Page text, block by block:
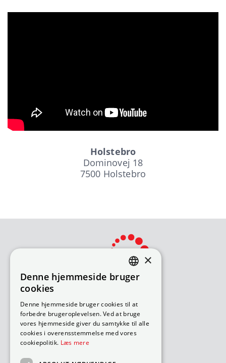
Holstebro
Dominovej 18
7500 Holstebro
Bliv avisomdeler
Sådan søger du job
Ledige ruter – under 18 år
Ledige ruter – over 18 år
DANISH
×
Denne hjemmeside bruger
cookies
Denne hjemmeside bruger cookies til at
forbedre brugeroplevelsen. Ved at bruge
vores hjemmeside giver du samtykke til alle
cookies i overensstemmelse med vores
cookiepolitik. Læs mere